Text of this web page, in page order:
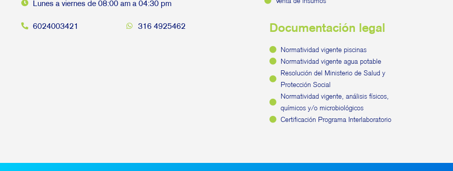
Lunes a viernes de 08:00 am a 04:30 pm
6024003421 316 4925462 Documentación legal
Normatividad vigente piscinas
Normatividad vigente agua potable
Resolución del Ministerio de Salud y
Protección Social
Normatividad vigente, análisis físicos,
químicos y/o microbiológicos
Certificación Programa Interlaboratorio